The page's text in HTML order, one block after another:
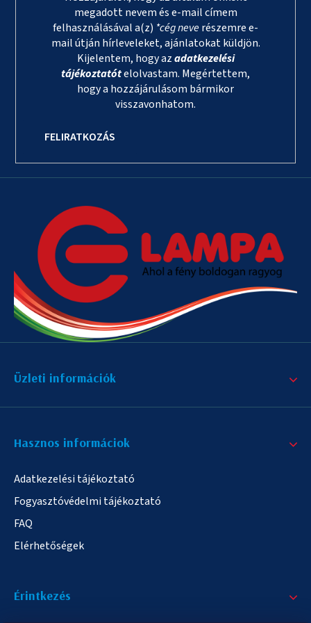
megadott nevem és e-mail címem
felhasználásával a(z) *cég neverészemre e-
mail útján hírleveleket, ajánlatokat küldjön.
Kijelentem, hogy azadatkezelési
tájékoztatótelolvastam. Megértettem,
hogy a hozzájárulásom bármikor
visszavonhatom.
FELIRATKOZÁS
Üzleti információk
Hasznos informáciok
Adatkezelési tájékoztató
Fogyasztóvédelmi tájékoztató
FAQ
Elérhetőségek
Érintkezés